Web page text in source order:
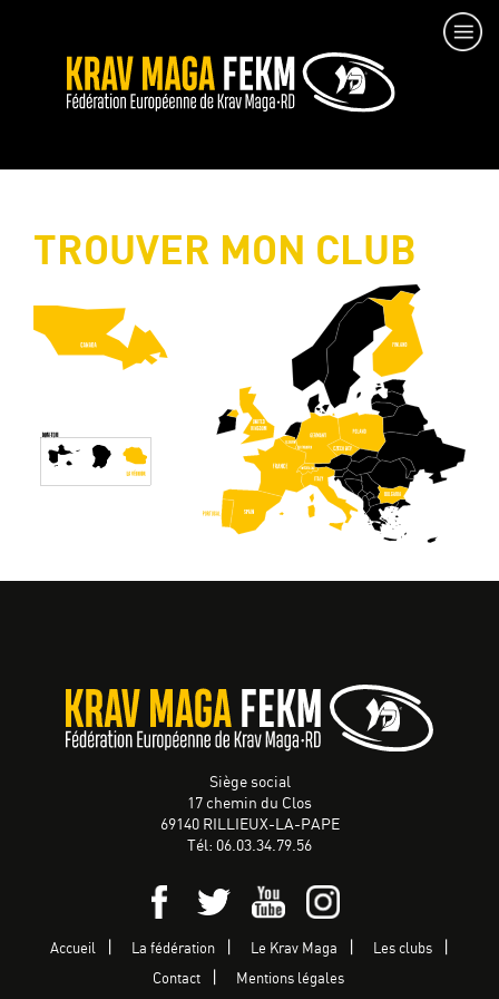
TROUVER MON CLUB
Siège social
17 chemin du Clos
69140 RILLIEUX-LA-PAPE
Tél: 06.03.34.79.56
Accueil La fédération Le Krav Maga Les clubs
Contact Mentions légales